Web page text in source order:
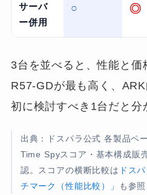
サーバ
ー併用
○ ◎
3台を並べると、性能と
R57-GDが最も高く、
初に検討すべき1台だと分
出典：ドスパラ公式 各製品ペ
Time Spyスコア・基本構成販
認。スコアの横断比較は ドス
チマーク（性能比較）」
も参